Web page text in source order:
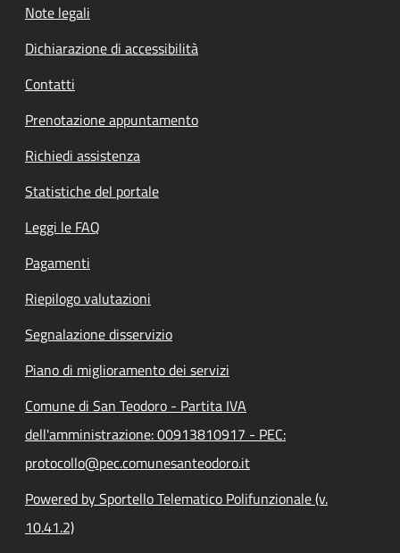
Note legali
Dichiarazione di accessibilità
Contatti
Prenotazione appuntamento
Richiedi assistenza
Statistiche del portale
Leggi le FAQ
Pagamenti
Riepilogo valutazioni
Segnalazione disservizio
Piano di miglioramento dei servizi
Comune di San Teodoro - Partita IVA
dell'amministrazione: 00913810917 - PEC:
protocollo@pec.comunesanteodoro.it
Powered by Sportello Telematico Polifunzionale (v.
10.41.2)